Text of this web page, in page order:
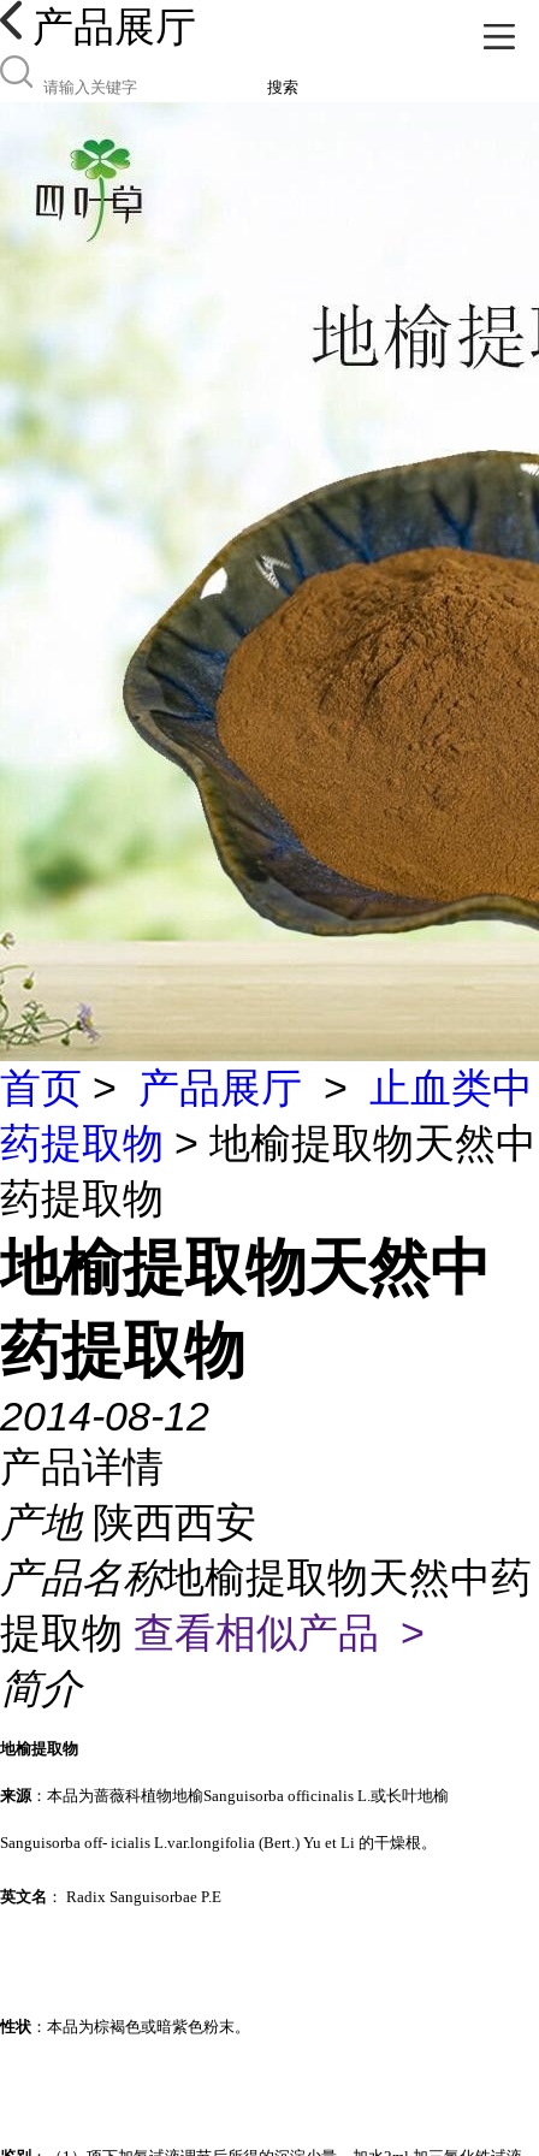
产品展厅
搜索
首页 > 产品展厅 >
止血类中
药提取物 > 地榆提取物天然中
药提取物
地榆提取物天然中
药提取物
2014-08-12
产品详情
产地 陕西西安
产品名称地榆提取物天然中药
提取物 查看相似产品 >
简介
地榆提取物
来源：本品为蔷薇科植物地榆Sanguisorba officinalis L.或长叶地榆
Sanguisorba off- icialis L.var.longifolia (Bert.) Yu et Li 的干燥根。
英文名 ： Radix Sanguisorbae P.E
性状 ：本品为棕褐色或暗紫色粉末。